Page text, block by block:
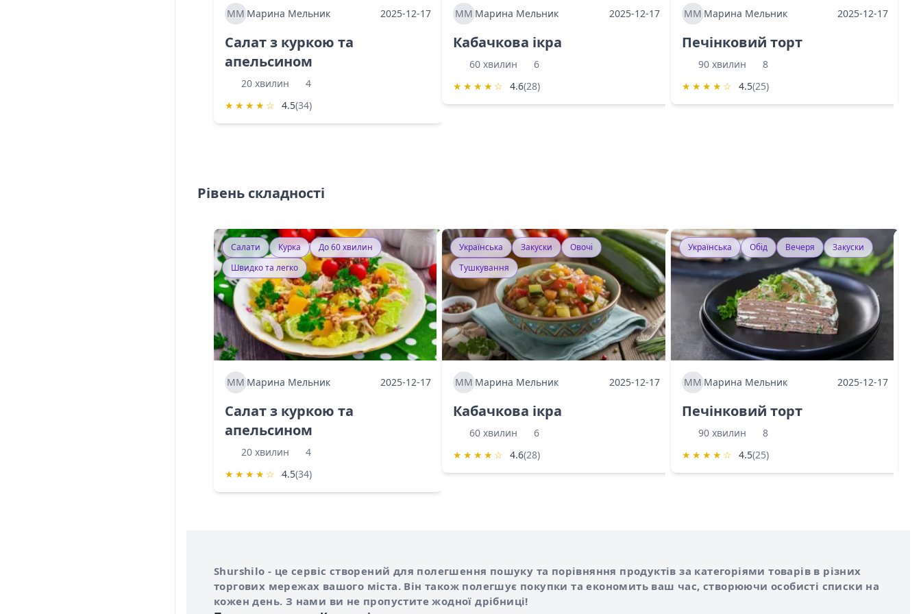
ММ Марина Мельник 2025-12-17
Салат з куркою та
апельсином
20 хвилин
4
★ ★ ★ ★ ☆ 4.5(34)
ММ Марина Мельник 2025-12-17
Кабачкова ікра
60 хвилин
6
★ ★ ★ ★ ☆ 4.6(28)
МММарина Мельник 2025-12-17
Печінковий торт
90 хвилин
8
★ ★ ★ ★ ☆ 4.5(25)
Рівень складності
Салати Курка
До 60 хвилин
Швидко та легко
ММ Марина Мельник 2025-12-17
Салат з куркою та
апельсином
20 хвилин
4
★ ★ ★ ★ ☆ 4.5(34)
Українська Закуски
Овочі
Тушкування
ММ Марина Мельник 2025-12-17
Кабачкова ікра
60 хвилин
6
★ ★ ★ ★ ☆ 4.6(28)
Українська Обід Вечеря Закуски
МММарина Мельник 2025-12-17
Печінковий торт
90 хвилин
8
★ ★ ★ ★ ☆ 4.5(25)
Про сервіс Shurshilo
Shurshilo - це сервіс створений для полегшення пошуку та порівняння продуктів за категоріями товарів в різних
торгових мережах вашого міста. Він також полегшує покупки та економить ваш час, створюючи особисті списки на
кожен день. З нами ви не пропустите жодної дрібниці!